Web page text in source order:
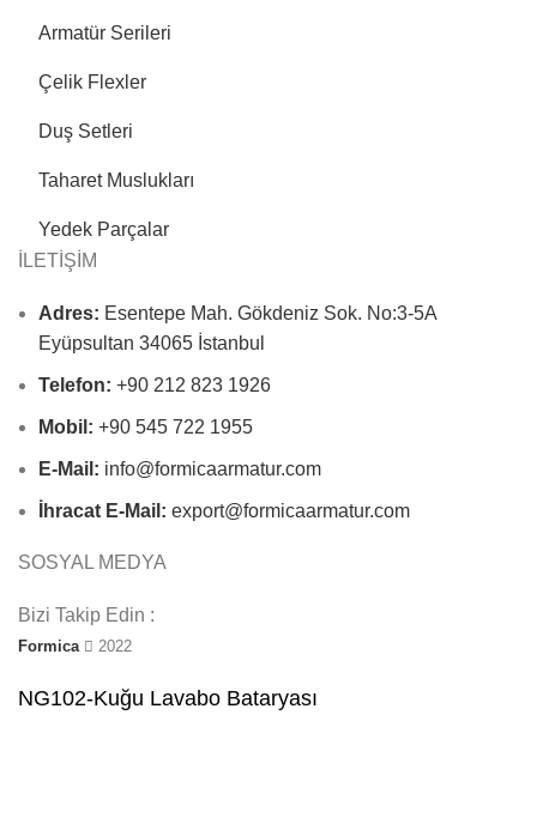
Armatür Serileri
Çelik Flexler
Duş Setleri
Taharet Muslukları
Yedek Parçalar
İLETİŞİM
Adres: Esentepe Mah. Gökdeniz Sok. No:3-5A
Eyüpsultan 34065 İstanbul
Telefon: +90 212 823 1926
Mobil: +90 545 722 1955
E-Mail: info@formicaarmatur.com
İhracat E-Mail: export@formicaarmatur.com
SOSYAL MEDYA
Bizi Takip Edin :
Formica 2022
NG102-Kuğu Lavabo Bataryası